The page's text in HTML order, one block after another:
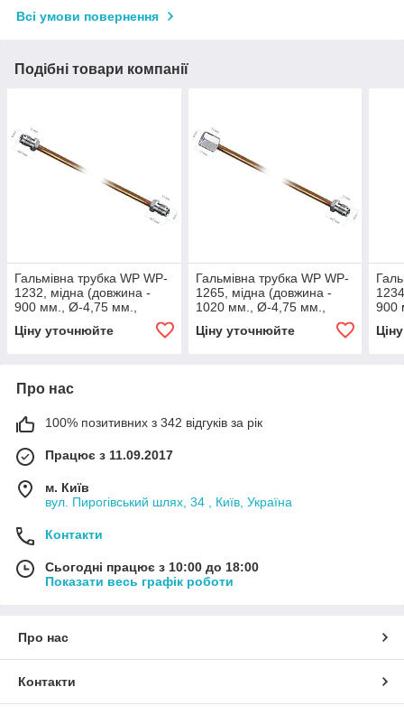
Всі умови повернення
Подібні товари компанії
Гальмівна трубка WP WP-
1232, мідна (довжина -
900 мм., Ø-4,75 мм.,
Ціну уточнюйте
Гальмівна трубка WP WP-
1265, мідна (довжина -
1020 мм., Ø-4,75 мм.,
Ціну уточнюйте
900
Про нас
100% позитивних з 342 відгуків за рік
Працює з 11.09.2017
м. Київ
вул. Пирогівський шлях, 34 , Київ, Україна
Контакти
Сьогодні працює з 10:00 до 18:00
Показати весь графік роботи
Про нас
Контакти